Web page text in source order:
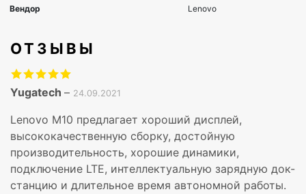
Тактовая частота процессора
Количество ядер процессора
Оперативная память, MB
Встроенная память, GB
Графика
Поддержка 3G no3G
ОТЗЫВЫ
Yugatech – 24.09.2021
Lenovo M10 предлагает хороший дисплей,
высококачественную сборку, достойную
производительность, хорошие динамики,
подключение LTE, интеллектуальную зарядную док-
станцию и длительное время автономной работы.